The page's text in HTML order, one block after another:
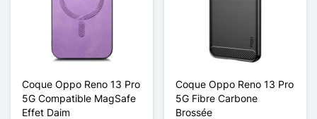
Coque Oppo Reno 13 Pro
5G Compatible MagSafe
Effet Daim
Coque Oppo Reno 13 Pro
5G Fibre Carbone
Brossée